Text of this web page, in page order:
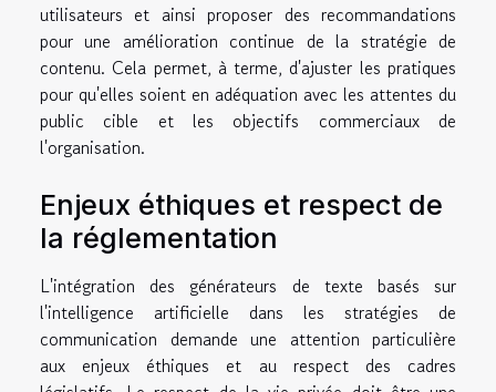
utilisateurs et ainsi proposer des recommandations
pour une amélioration continue de la stratégie de
contenu. Cela permet, à terme, d'ajuster les pratiques
pour qu'elles soient en adéquation avec les attentes du
public cible et les objectifs commerciaux de
l'organisation.
Enjeux éthiques et respect de
la réglementation
L'intégration des générateurs de texte basés sur
l'intelligence artificielle dans les stratégies de
communication demande une attention particulière
aux enjeux éthiques et au respect des cadres